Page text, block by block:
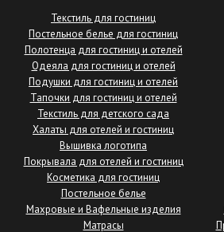
Текстиль для гостиниц
Постельное белье для гостиниц
Полотенца для гостиниц и отелей
Одеяла для гостиниц и отелей
Подушки для гостиниц и отелей
Тапочки для гостиниц и отелей
Текстиль для детского сада
Халаты для отелей и гостиниц
Вышивка логотипа
Покрывала для отелей и гостиниц
Косметика для гостиниц
Постельное белье
Махровые и Вафельные изделия
Матрасы